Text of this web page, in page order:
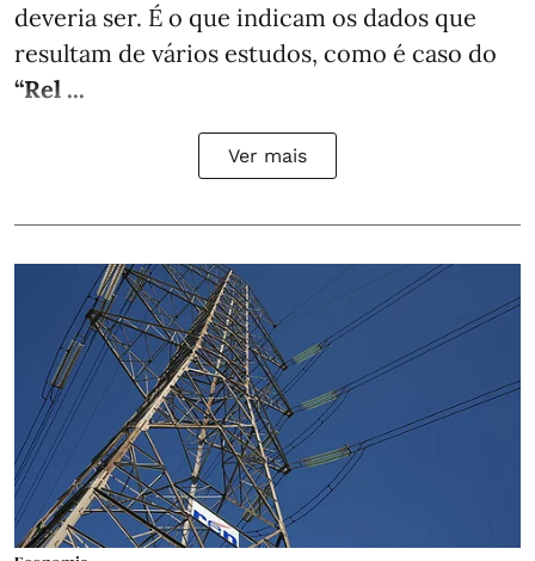
deveria ser. É o que indicam os dados que
resultam de vários estudos, como é caso do
“Rel ...
Ver mais